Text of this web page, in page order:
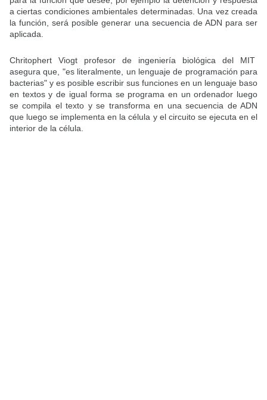
a ciertas condiciones ambientales determinadas. Una vez creada
la función, será posible generar una secuencia de ADN para ser
aplicada.
Chritophert Viogt profesor de ingeniería biológica del MIT
asegura que, "es literalmente, un lenguaje de programación para
bacterias" y es posible escribir sus funciones en un lenguaje baso
en textos y de igual forma se programa en un ordenador luego
se compila el texto y se transforma en una secuencia de ADN
que luego se implementa en la célula y el circuito se ejecuta en el
interior de la célula.